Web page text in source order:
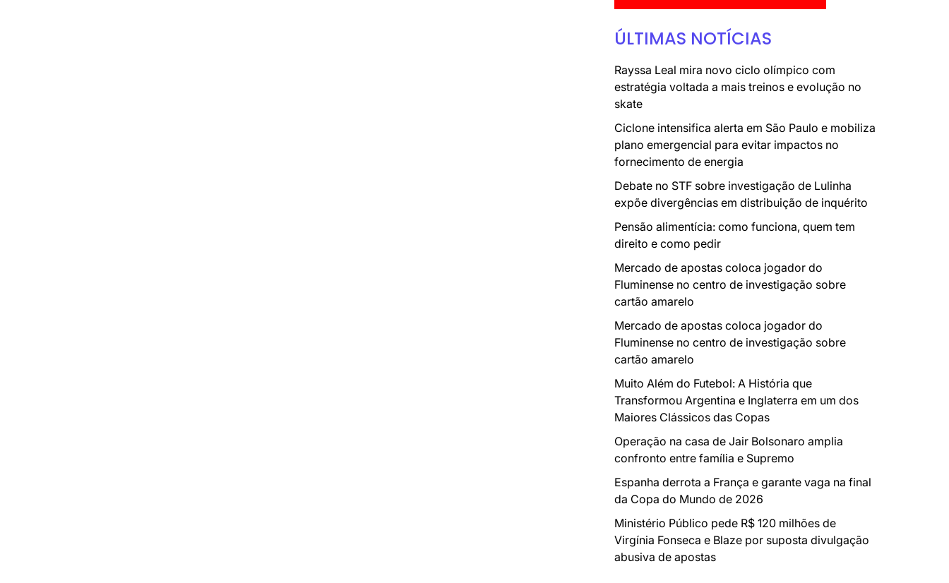
ÚLTIMAS NOTÍCIAS
Rayssa Leal mira novo ciclo olímpico com
estratégia voltada a mais treinos e evolução no
skate
Ciclone intensifica alerta em São Paulo e mobiliza
plano emergencial para evitar impactos no
fornecimento de energia
Debate no STF sobre investigação de Lulinha
expõe divergências em distribuição de inquérito
Pensão alimentícia: como funciona, quem tem
direito e como pedir
Mercado de apostas coloca jogador do
Fluminense no centro de investigação sobre
cartão amarelo
Mercado de apostas coloca jogador do
Fluminense no centro de investigação sobre
cartão amarelo
Muito Além do Futebol: A História que
Transformou Argentina e Inglaterra em um dos
Maiores Clássicos das Copas
Operação na casa de Jair Bolsonaro amplia
confronto entre família e Supremo
Espanha derrota a França e garante vaga na final
da Copa do Mundo de 2026
Ministério Público pede R$ 120 milhões de
Virgínia Fonseca e Blaze por suposta divulgação
abusiva de apostas